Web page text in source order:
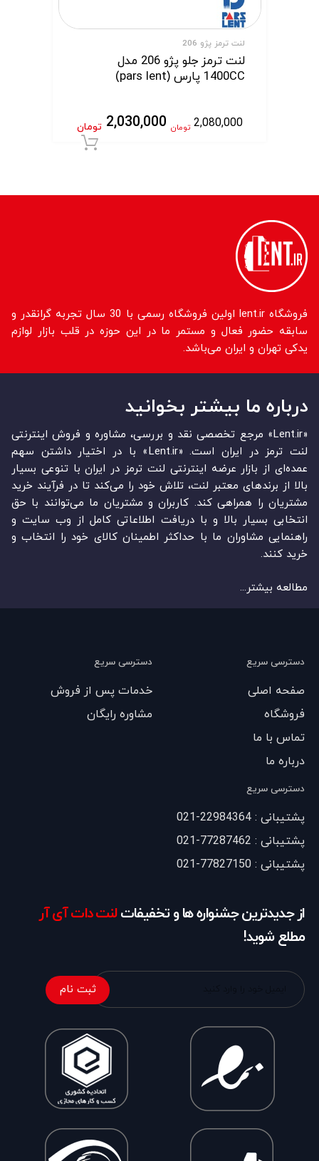
لنت ترمز پژو 206
لنت ترمز جلو پژو 206 مدل
1400CC پارس (pars lent)
2,080,000 تومان 2,030,000 تومان
فروشگاه lent.ir اولین فروشگاه رسمی با 30 سال تجربه گرانقدر و
سابقه حضور فعال و مستمر ما در این حوزه در قلب بازار لوازم
یدکی تهران و ایران می‌باشد.
درباره ما بیشتر بخوانید
«Lent.ir» مرجع تخصصی نقد و بررسی، مشاوره و فروش اینترنتی
لنت ترمز در ایران است. «Lent.ir» با در اختیار داشتن سهم
عمده‏‌ای از بازار عرضه اینترنتی لنت ترمز در ایران با تنوعی بسیار
بالا از برندهای معتبر لنت، تلاش خود را می‌‏‏کند تا در فرآیند خرید
مشتریان را همراهی کند. کاربران و مشتریان ما می‏‏‌توانند با حق
انتخابی بسیار بالا و با دریافت اطلاعاتی کامل از وب سایت و
راهنمایی مشاوران ما با حداکثر اطمینان کالای خود را انتخاب و
خرید کنند.
مطالعه بیشتر...
دسترسی سریع
صفحه اصلی
فروشگاه
تماس با ما
درباره ما
دسترسی سریع
خدمات پس از فروش
مشاوره رایگان
دسترسی سریع
پشتیبانی : 22984364-021
پشتیبانی : 77287462-021
پشتیبانی : 77827150-021
از جدیدترین جشنواره ها و تخفیفاتلنت دات آی آر
مطلع شوید!
ثبت نام